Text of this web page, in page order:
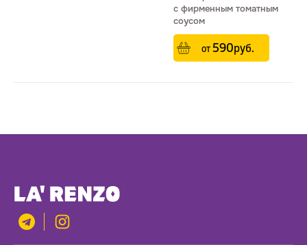
с фирменным томатным
соусом
от590руб.